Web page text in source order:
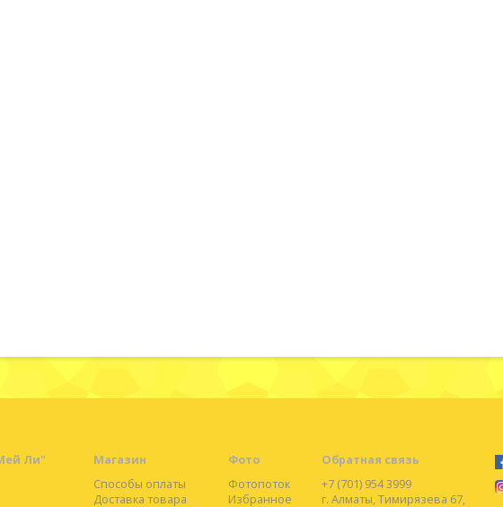
Ли"
Магазин
Способы оплаты
Доставка товара
Фото
Фотопоток
Избранное
Обратная связь
+7 (701) 954 3999
г. Алматы, Тимирязева 67,